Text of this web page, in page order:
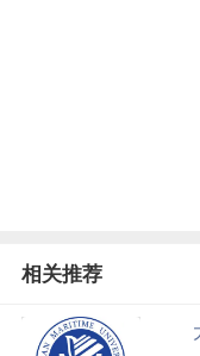
相关推荐